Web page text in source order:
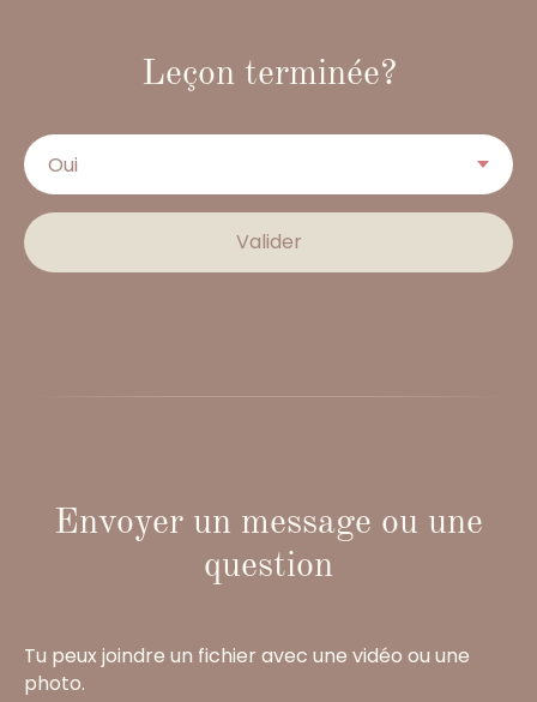
Leçon terminée?
Valider
Envoyer un message ou une
question
Tu peux joindre un fichier avec une vidéo ou une
photo.